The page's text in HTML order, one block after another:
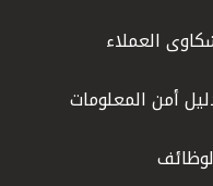
العملاء
أمن المعلومات